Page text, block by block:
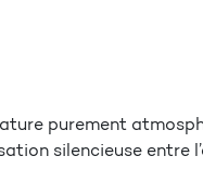
purement
silencieuse entre